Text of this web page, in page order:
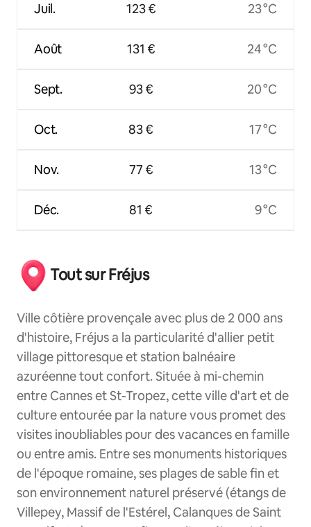
Juil.
Août
Sept.
Oct.
Nov.
Déc.
123 €
131 €
93 €
83 €
77 €
81 €
23 °C
24 °C
20 °C
17 °C
13 °C
9 °C
Tout sur Fréjus
Ville côtière provençale avec plus de 2 000 ans
d'histoire, Fréjus a la particularité d'allier petit
village pittoresque et station balnéaire
azuréenne tout confort. Située à mi-chemin
entre Cannes et St-Tropez, cette ville d'art et de
culture entourée par la nature vous promet des
visites inoubliables pour des vacances en famille
ou entre amis. Entre ses monuments historiques
de l'époque romaine, ses plages de sable fin et
son environnement naturel préservé (étangs de
Villepey, Massif de l'Estérel, Calanques de Saint